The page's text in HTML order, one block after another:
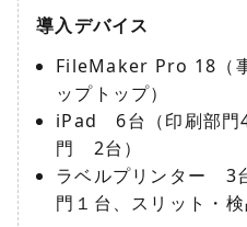
導入デバイス
FileMaker Pro 18（
ップトップ）
iPad 6台（印刷部門
門 2台）
ラベルプリンター 3
門１台、スリット・